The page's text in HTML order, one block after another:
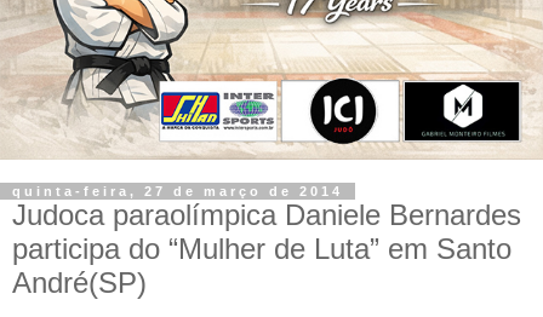
quinta-feira, 27 de março de 2014
Judoca paraolímpica Daniele Bernardes
participa do “Mulher de Luta” em Santo
André(SP)